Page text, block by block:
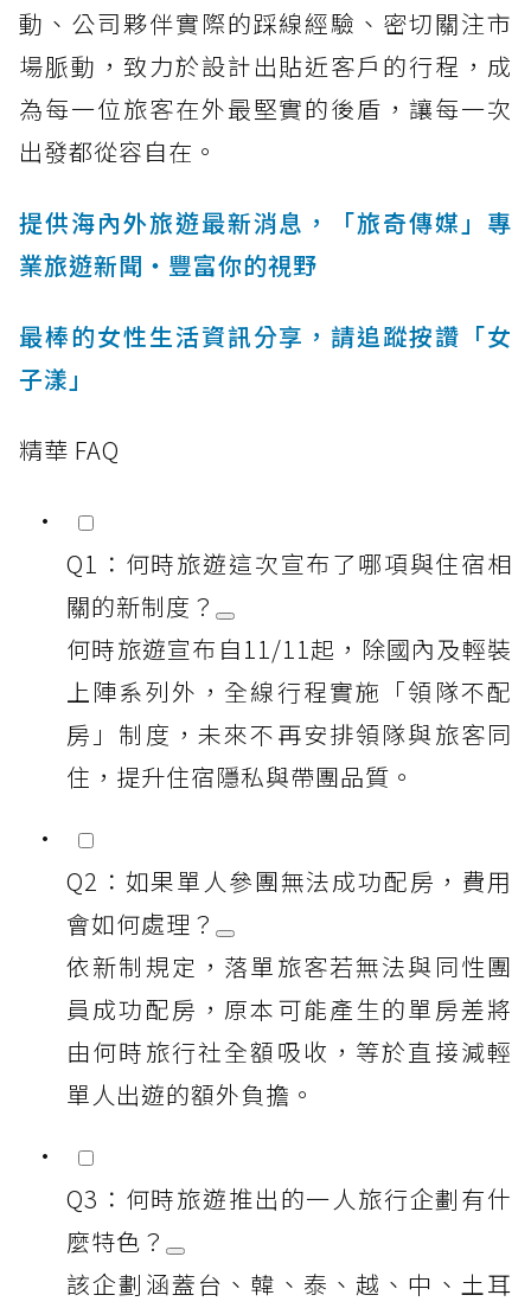
動、公司夥伴實際的踩線經驗、密切關注市
場脈動，致力於設計出貼近客戶的行程，成
為每一位旅客在外最堅實的後盾，讓每一次
出發都從容自在。
提供海內外旅遊最新消息，「旅奇傳媒」專
業旅遊新聞‧豐富你的視野
最棒的女性生活資訊分享，請追蹤按讚「女
子漾」
精華 FAQ
Q1：何時旅遊這次宣布了哪項與住宿相
關的新制度？
何時旅遊宣布自11/11起，除國內及輕裝
上陣系列外，全線行程實施「領隊不配
房」制度，未來不再安排領隊與旅客同
住，提升住宿隱私與帶團品質。
Q2：如果單人參團無法成功配房，費用
會如何處理？
依新制規定，落單旅客若無法與同性團
員成功配房，原本可能產生的單房差將
由何時旅行社全額吸收，等於直接減輕
單人出遊的額外負擔。
Q3：何時旅遊推出的一人旅行企劃有什
麼特色？
該企劃涵蓋台、韓、泰、越、中、土耳